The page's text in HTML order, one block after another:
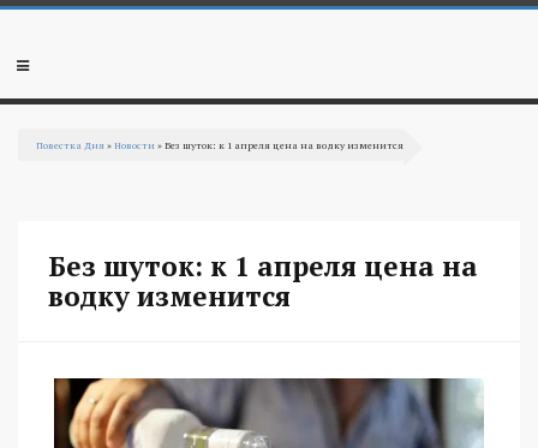
Перейти к основному содержанию
Мобильное
Повестка Дня »Новости » Без шуток: к 1 апреля цена на водку изменится
Без шуток: к 1 апреля цена на
водку изменится